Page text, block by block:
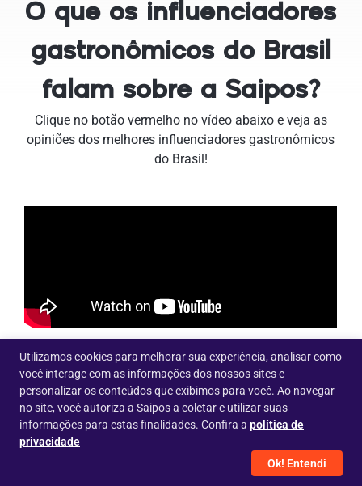
O que os influenciadores
gastronômicos do Brasil
falam sobre a Saipos?
Clique no botão vermelho no vídeo abaixo e veja as
opiniões dos melhores influenciadores gastronômicos
do Brasil!
Confira alguns dos
Utilizamos cookies para melhorar sua experiência, analisar como
você interage com as informações dos nossos sites e
personalizar os conteúdos que exibimos para você. Ao navegar
no site, você autoriza a Saipos a coletar e utilizar suas
informações para estas finalidades. Confira a política de
privacidade
Ok! Entendi